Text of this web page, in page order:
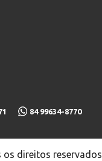
84 99634-8770
os direitos reservados